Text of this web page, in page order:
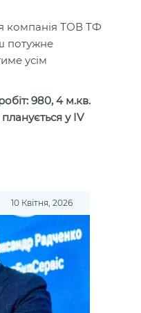
компанія ТОВ ТФ
потужне
усім
980, 4 м.кв.
у IV
10 Квітня, 2026